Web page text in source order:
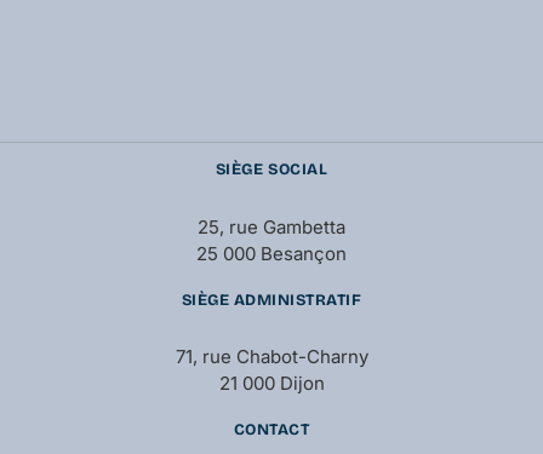
SIÈGE SOCIAL
25, rue Gambetta
25 000 Besançon
SIÈGE ADMINISTRATIF
71, rue Chabot-Charny
21 000 Dijon
CONTACT